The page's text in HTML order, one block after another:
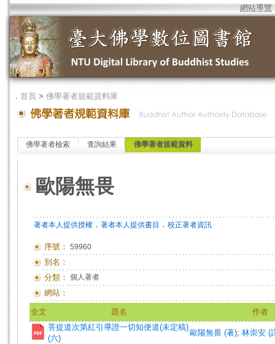
網站導覽
． 首頁 > 佛學著者規範資料庫
佛學著者檢索 查詢結果 佛學著者規範資料
歐陽無畏
著者本人提供授權 ． 著者本人提供書目 ． 校正著者資訊
序號： 59960
別名：
分類： 個人著者
網站：
全文 題名
作者
菩提道次第紅引導證一切知便道(未定稿)
(六)
歐陽無畏 (著); 林崇安 (